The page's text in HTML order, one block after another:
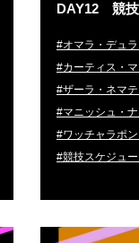
DAY12 競
#オマラ・デュ
#カーティス・
#ザーラ・ネマテ
#マニッシュ・
#ワッチャラポ
#競技スケジュ